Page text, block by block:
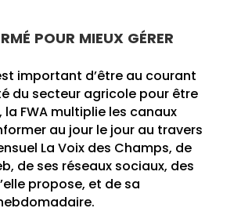
pour mieux gérer
important d’être au courant
du secteur agricole pour être
FWA multiplie les canaux
au jour le jour au travers
La Voix des Champs, de
de ses réseaux sociaux, des
propose, et de sa